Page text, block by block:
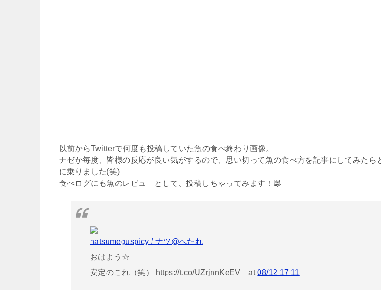
以前からTwitterで何度も投稿していた魚の食べ終わり画像。
ナゼか毎度、皆様の反応が良い気がするので、思い切って魚の食べ方を記事にしてみたら
に乗りました(笑)
食べログにも魚のレビューとして、投稿しちゃってみます！爆
natsumeguspicy / ナツ@へたれ
おはよう☆
安定のこれ（笑） https://t.co/UZrjnnKeEV at08/12 17:11